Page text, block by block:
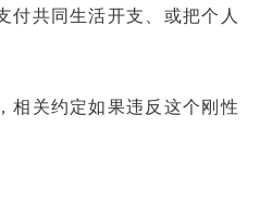
付共同生活开支、或把个人
相关约定如果违反这个刚性